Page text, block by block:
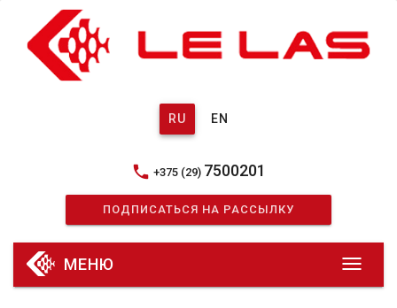
RU EN
phone +375 (29) 7500201
ПОДПИСАТЬСЯ НА РАССЫЛКУ
МЕНЮ